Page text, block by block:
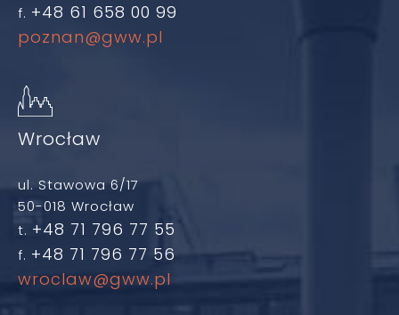
f. +48 61 658 00 99
poznan@gww.pl
Wrocław
ul. Stawowa 6/17
50-018 Wrocław
t. +48 71 796 77 55
f. +48 71 796 77 56
wroclaw@gww.pl